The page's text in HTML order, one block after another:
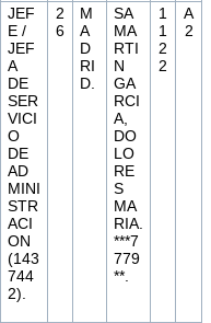
JEF
E /
JEF
A
DE
SER
VICI
O
DE
AD
MINI
STR
ACI
ON
(143
744
2).
2
6
M
A
D
RI
D.
SA
MA
RTI
N
GA
RCI
A,
DO
LO
RE
S
MA
RIA.
***7
779
**.
1
1
2
2
A
2